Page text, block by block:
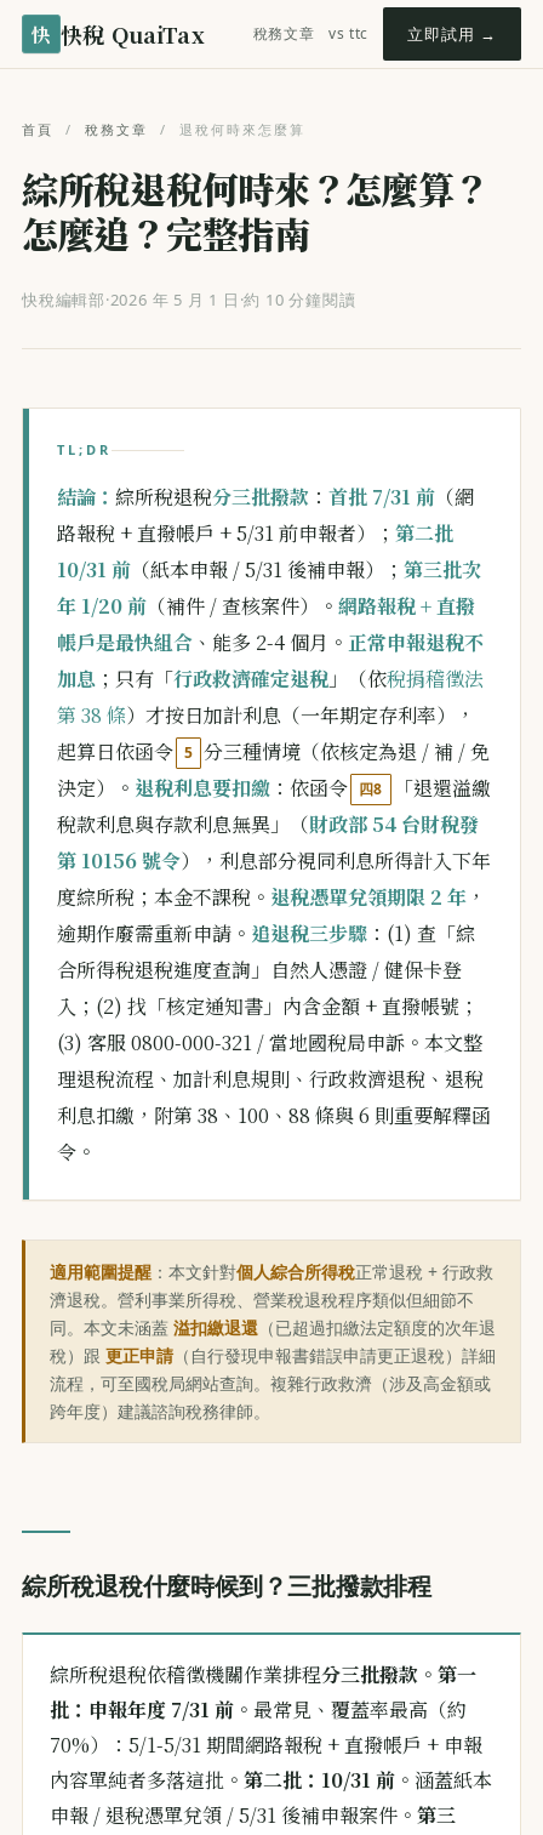
快 快稅 QuaiTax 稅務文章 vs ttc 立即試用 →
首頁 / 稅務文章 / 退稅何時來怎麼算
綜所稅退稅何時來？怎麼算？
怎麼追？完整指南
快稅編輯部·2026 年 5 月 1 日 ·約 10 分鐘閱讀
TL;DR
結論： 綜所稅退稅分三批撥款 ： 首批 7/31 前 （網
路報稅 + 直撥帳戶 + 5/31 前申報者）； 第二批
10/31 前 （紙本申報 / 5/31 後補申報）； 第三批次
年 1/20 前 （補件 / 查核案件）。 網路報稅 + 直撥
帳戶是最快組合 、能多 2-4 個月。 正常申報退稅不
加息 ；只有「行政救濟確定退稅 」（依稅捐稽徵法
第 38 條）才按日加計利息（一年期定存利率），
起算日依函令 5 分三種情境（依核定為退 / 補 / 免
決定）。 退稅利息要扣繳 ：依函令 四8
「退還溢繳
稅款利息與存款利息無異」（財政部 54 台財稅發
第 10156 號令），利息部分視同利息所得計入下年
度綜所稅；本金不課稅。 退稅憑單兌領期限 2 年 ，
逾期作廢需重新申請。 追退稅三步驟 ：(1) 查「綜
合所得稅退稅進度查詢」自然人憑證 / 健保卡登
入；(2) 找「核定通知書」內含金額 + 直撥帳號；
(3) 客服 0800-000-321 / 當地國稅局申訴。本文整
理退稅流程、加計利息規則、行政救濟退稅、退稅
利息扣繳，附第 38、100、88 條與 6 則重要解釋函
令。
適用範圍提醒 ：本文針對個人綜合所得稅正常退稅 + 行政救
濟退稅。營利事業所得稅、營業稅退稅程序類似但細節不
同。本文未涵蓋 溢扣繳退還 （已超過扣繳法定額度的次年退
稅）跟 更正申請 （自行發現申報書錯誤申請更正退稅）詳細
流程，可至國稅局網站查詢。複雜行政救濟（涉及高金額或
跨年度）建議諮詢稅務律師。
綜所稅退稅什麼時候到？三批撥款排程
綜所稅退稅依稽徵機關作業排程分三批撥款 。 第一
批：申報年度 7/31 前 。最常見、覆蓋率最高（約
70%）：5/1-5/31 期間網路報稅 + 直撥帳戶 + 申報
內容單純者多落這批。 第二批：10/31 前 。涵蓋紙本
申報 / 退稅憑單兌領 / 5/31 後補申報案件。 第三